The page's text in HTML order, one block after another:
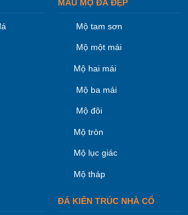
MẪU MỘ ĐÁ ĐẸP
Mộ tam sơn
Mộ một mái
Mộ hai mái
Mộ ba mái
Mộ đôi
Mộ tròn
Mộ lục giác
Mộ tháp
ĐÁ KIÊN TRÚC NHÀ CỔ